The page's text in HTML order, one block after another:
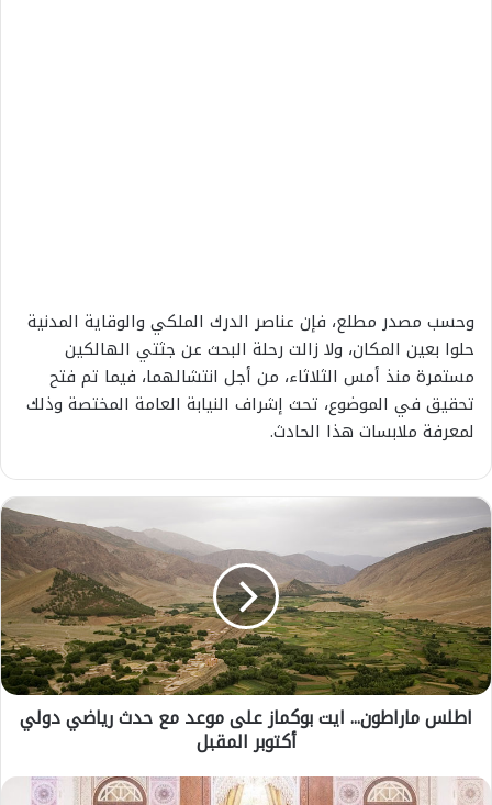
وحسب مصدر مطلع، فإن عناصر الدرك الملكي والوقاية المدنية
حلوا بعين المكان، ولا زالت رحلة البحث عن جثتي الهالكين
مستمرة منذ أمس الثلاثاء، من أجل انتشالهما، فيما تم فتح
تحقيق في الموضوع، تحث إشراف النيابة العامة المختصة وذلك
لمعرفة ملابسات هذا الحادث.
ا
ط
ل
س
م
ا
ر
ا
ط
.
اطلس ماراطون... ايت بوكماز على موعد مع حدث رياضي دولي
أكتوبر المقبل
ع